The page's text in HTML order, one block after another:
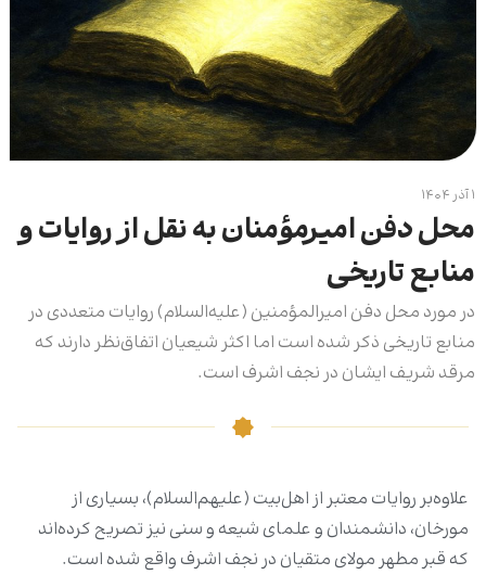
۱ آذر ۱۴۰۴
محل دفن امیرمؤمنان به نقل از روایات و
منابع تاریخی
در مورد محل دفن امیرالمؤمنین (علیه‌السلام) روایات متعددی در
منابع تاریخی ذکر شده است اما اکثر شیعیان اتفاق‌نظر دارند که
مرقد شریف ایشان در نجف اشرف است.
علاوه‌بر روایات معتبر از اهل‌بیت (علیهم‌السلام)، بسیاری از
مورخان، دانشمندان و علمای شیعه و سنی نیز تصریح کرده‌اند
که قبر مطهر مولای متقیان در نجف اشرف واقع شده است.